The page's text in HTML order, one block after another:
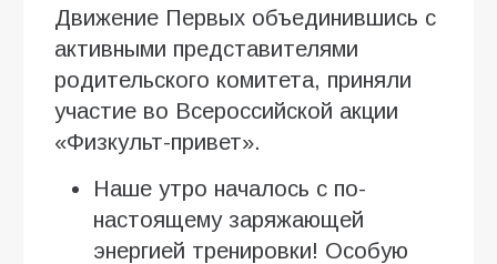
Движение Первых объединившись с
активными представителями
родительского комитета, приняли
участие во Всероссийской акции
«Физкульт-привет».
Наше утро началось с по-
настоящему заряжающей
энергией тренировки! Особую